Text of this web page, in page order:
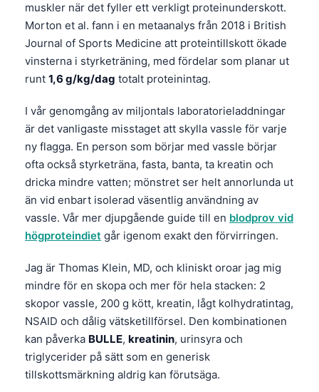
muskler när det fyller ett verkligt proteinunderskott.
Morton et al. fann i en metaanalys från 2018 i British
Journal of Sports Medicine att proteintillskott ökade
vinsterna i styrketräning, med fördelar som planar ut
runt 1,6 g/kg/dag totalt proteinintag.
I vår genomgång av miljontals laboratorieladdningar
är det vanligaste misstaget att skylla vassle för varje
ny flagga. En person som börjar med vassle börjar
ofta också styrketräna, fasta, banta, ta kreatin och
dricka mindre vatten; mönstret ser helt annorlunda ut
än vid enbart isolerad väsentlig användning av
vassle. Vår mer djupgående guide till en blodprov vid
högproteindiet går igenom exakt den förvirringen.
Jag är Thomas Klein, MD, och kliniskt oroar jag mig
mindre för en skopa och mer för hela stacken: 2
skopor vassle, 200 g kött, kreatin, lågt kolhydratintag,
NSAID och dålig vätsketillförsel. Den kombinationen
kan påverka BULLE, kreatinin, urinsyra och
triglycerider på sätt som en generisk
tillskottsmärkning aldrig kan förutsäga.